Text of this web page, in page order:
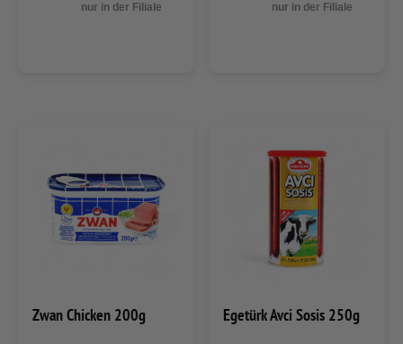
nur in der Filiale nur in der Filiale
Zwan Chicken 200g Egetürk Avci Sosis 250g